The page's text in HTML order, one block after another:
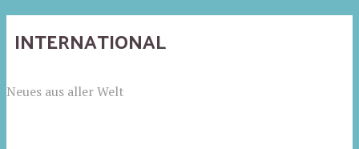
INTERNATIONAL
Neues aus aller Welt